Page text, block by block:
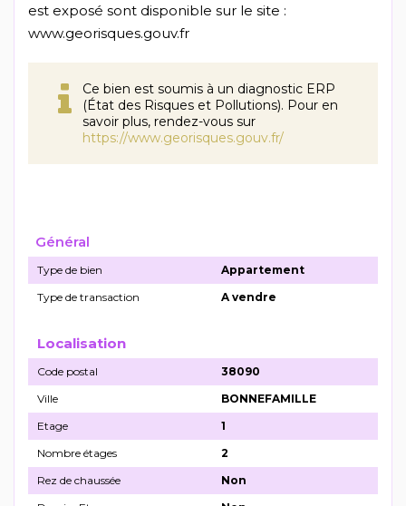
est exposé sont disponible sur le site :
www.georisques.gouv.fr
Ce bien est soumis à un diagnostic ERP
(État des Risques et Pollutions). Pour en
savoir plus, rendez-vous sur
https://www.georisques.gouv.fr/
Général
Type de bien
Appartement
Type de transaction
A vendre
Localisation
Code postal
38090
Ville
BONNEFAMILLE
Etage
1
Nombre étages
2
Rez de chaussée
Non